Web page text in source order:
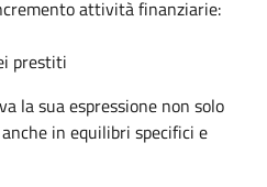
attività finanziarie:
prestiti
la sua espressione non solo
in equilibri specifici e